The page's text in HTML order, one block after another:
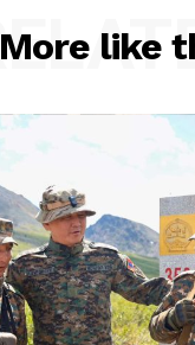
More like